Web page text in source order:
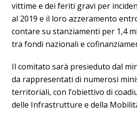
vittime e dei feriti gravi per
al 2019 e il loro azzeramento
contare su stanziamenti per 1,4
tra fondi nazionali e
Il comitato sarà presieduto dal
da rappresentati di numerosi
territoriali, con l’obiettivo di
delle Infrastrutture e della